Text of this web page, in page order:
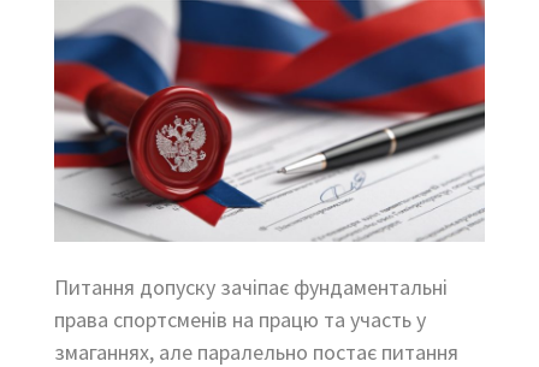
Питання допуску зачіпає фундаментальні
права спортсменів на працю та участь у
змаганнях, але паралельно постає питання